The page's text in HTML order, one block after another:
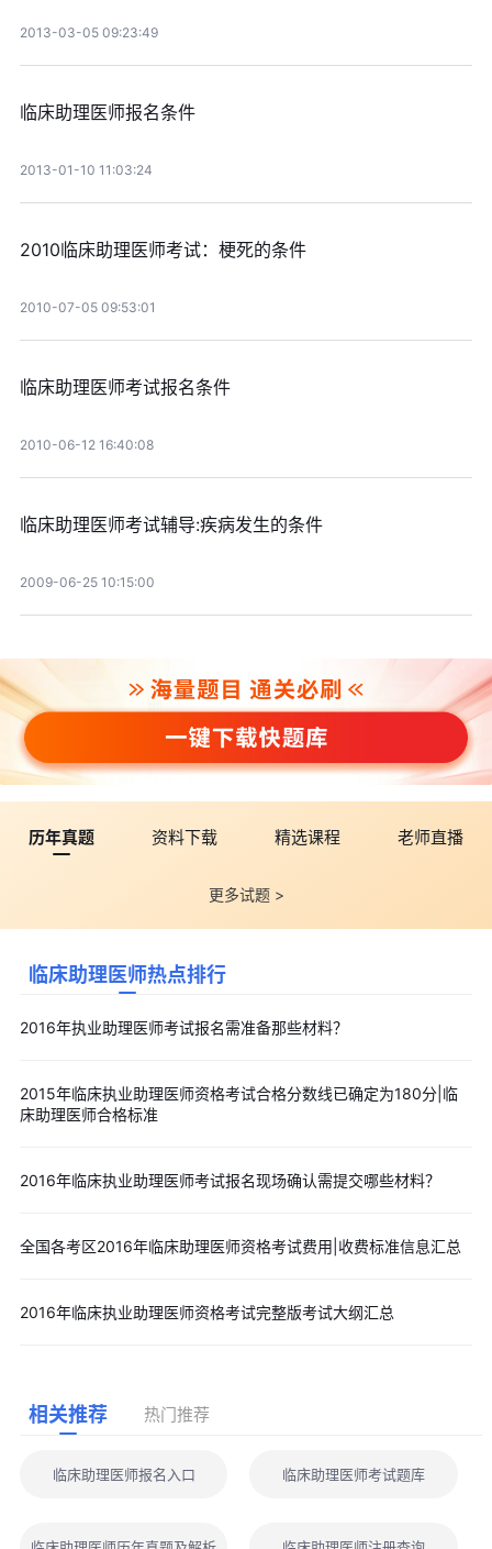
2013-03-05 09:23:49
临床助理医师报名条件
2013-01-10 11:03:24
2010临床助理医师考试：梗死的条件
2010-07-05 09:53:01
临床助理医师考试报名条件
2010-06-12 16:40:08
临床助理医师考试辅导:疾病发生的条件
2009-06-25 10:15:00
历年真题 资料下载 精选课程 老师直播
更多试题 >
临床助理医师热点排行
2016年执业助理医师考试报名需准备那些材料？
2015年临床执业助理医师资格考试合格分数线已确定为180分|临
床助理医师合格标准
2016年临床执业助理医师考试报名现场确认需提交哪些材料？
全国各考区2016年临床助理医师资格考试费用|收费标准信息汇总
2016年临床执业助理医师资格考试完整版考试大纲汇总
相关推荐 热门推荐
临床助理医师报名入口 临床助理医师考试题库